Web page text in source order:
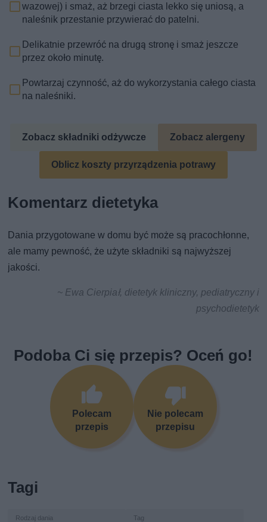
wazowej) i smaż, aż brzegi ciasta lekko się uniosą, a
naleśnik przestanie przywierać do patelni.
Delikatnie przewróć na drugą stronę i smaż jeszcze
przez około minutę.
Powtarzaj czynność, aż do wykorzystania całego ciasta
na naleśniki.
Zobacz składniki odżywcze Zobacz alergeny
Oblicz koszty przyrządzenia potrawy
Komentarz dietetyka
Dania przygotowane w domu być może są pracochłonne,
ale mamy pewność, że użyte składniki są najwyższej
jakości.
~ Ewa Cierpiał, dietetyk kliniczny, pediatryczny i
psychodietetyk
Podoba Ci się przepis? Oceń go!
Polecam
przepis
Nie polecam
przepisu
Tagi